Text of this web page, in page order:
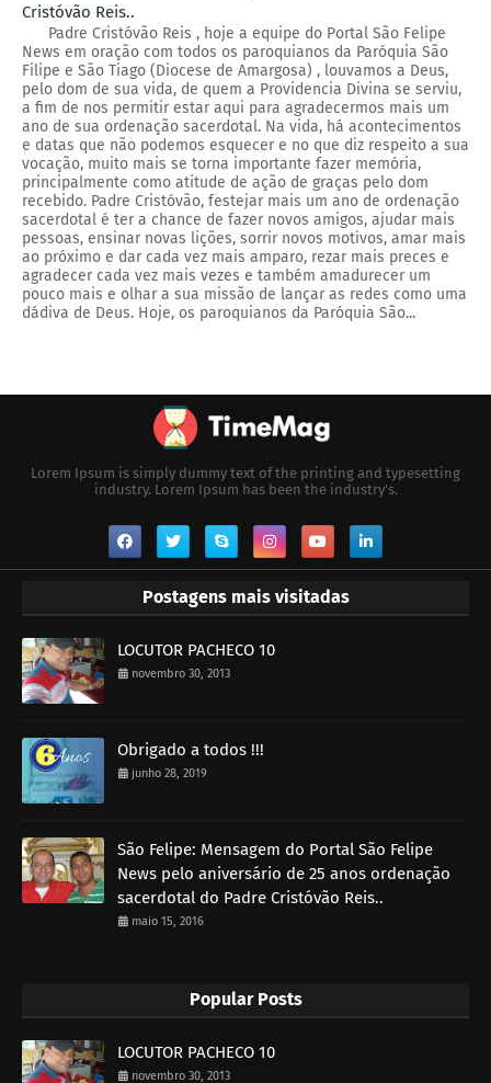
Cristóvão Reis..
Padre Cristóvão Reis , hoje a equipe do Portal São Felipe
News em oração com todos os paroquianos da Paróquia São
Filipe e São Tiago (Diocese de Amargosa) , louvamos a Deus,
pelo dom de sua vida, de quem a Providencia Divina se serviu,
a fim de nos permitir estar aqui para agradecermos mais um
ano de sua ordenação sacerdotal. Na vida, há acontecimentos
e datas que não podemos esquecer e no que diz respeito a sua
vocação, muito mais se torna importante fazer memória,
principalmente como atitude de ação de graças pelo dom
recebido. Padre Cristóvão, festejar mais um ano de ordenação
sacerdotal é ter a chance de fazer novos amigos, ajudar mais
pessoas, ensinar novas lições, sorrir novos motivos, amar mais
ao próximo e dar cada vez mais amparo, rezar mais preces e
agradecer cada vez mais vezes e também amadurecer um
pouco mais e olhar a sua missão de lançar as redes como uma
dádiva de Deus. Hoje, os paroquianos da Paróquia São...
Lorem Ipsum is simply dummy text of the printing and typesetting
industry. Lorem Ipsum has been the industry's.
Postagens mais visitadas
LOCUTOR PACHECO 10
novembro 30, 2013
Obrigado a todos !!!
junho 28, 2019
São Felipe: Mensagem do Portal São Felipe
News pelo aniversário de 25 anos ordenação
sacerdotal do Padre Cristóvão Reis..
maio 15, 2016
Popular Posts
LOCUTOR PACHECO 10
novembro 30, 2013